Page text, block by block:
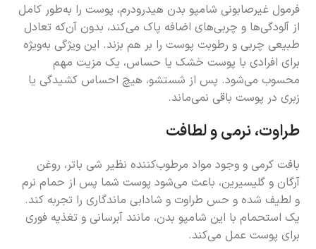
فرمول غیرصابونی شامپو بدن هیدرودرم، پوست را به‌طور کامل
از آلودگی‌ها و چربی‌های اضافه پاک می‌کند، بدون آن‌که تعادل
طبیعی چربی و رطوبت پوست را بر هم بزند. این ویژگی به‌ویژه
برای افرادی با پوست خشک یا حساس، یک مزیت مهم
محسوب می‌شود. پس از شستشو، هیچ احساس کشیدگی یا
زبری در پوست باقی نمی‌ماند.
طراوت، نرمی و لطافت
بافت کرمی و وجود مواد مرطوب‌کننده نظیر شی باتر، روغن
آرگان و گلیسیرین، باعث می‌شود پوست شما پس از حمام نرم
و لطیف شده و حس طراوت و شادابی ماندگاری را تجربه کند.
یک استحمام با این شامپو بدن، مانند آبرسانی و تغذیه فوری
برای پوست عمل می‌کند.